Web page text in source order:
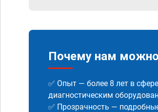
Почему нам
✅ Опыт — более 8 лет в
диагностическим
✅ Прозрачность —